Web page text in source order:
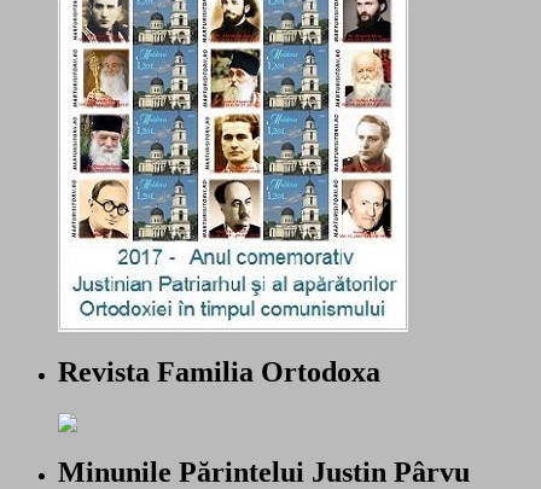
Revista Familia Ortodoxa
Minunile Părintelui Justin Pârvu